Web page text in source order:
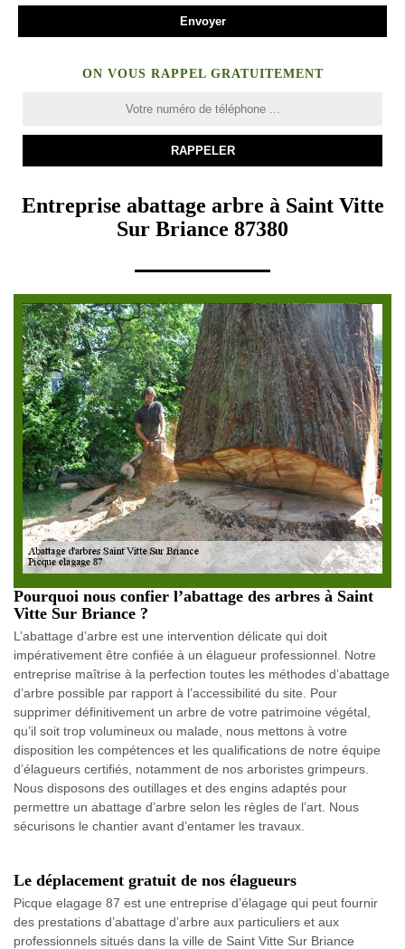
ON VOUS RAPPEL GRATUITEMENT
Entreprise abattage arbre à Saint Vitte
Sur Briance 87380
Pourquoi nous confier l’abattage des arbres à Saint
Vitte Sur Briance ?
L’abattage d’arbre est une intervention délicate qui doit
impérativement être confiée à un élagueur professionnel. Notre
entreprise maîtrise à la perfection toutes les méthodes d’abattage
d’arbre possible par rapport à l’accessibilité du site. Pour
supprimer définitivement un arbre de votre patrimoine végétal,
qu’il soit trop volumineux ou malade, nous mettons à votre
disposition les compétences et les qualifications de notre équipe
d’élagueurs certifiés, notamment de nos arboristes grimpeurs.
Nous disposons des outillages et des engins adaptés pour
permettre un abattage d’arbre selon les règles de l’art. Nous
sécurisons le chantier avant d’entamer les travaux.
Le déplacement gratuit de nos élagueurs
Picque elagage 87 est une entreprise d’élagage qui peut fournir
des prestations d’abattage d’arbre aux particuliers et aux
professionnels situés dans la ville de Saint Vitte Sur Briance